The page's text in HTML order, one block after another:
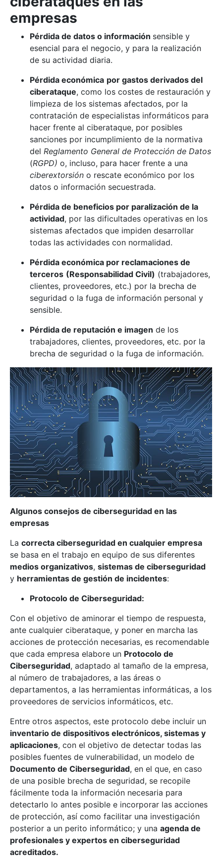
empresas
Pérdida de datos o información sensible y
esencial para el negocio, y para la realización
de su actividad diaria.
Pérdida económica por gastos derivados del
ciberataque, como los costes de restauración y
limpieza de los sistemas afectados, por la
contratación de especialistas informáticos para
hacer frente al ciberataque, por posibles
sanciones por incumplimiento de la normativa
del Reglamento General de Protección de Datos
(RGPD) o, incluso, para hacer frente a una
ciberextorsión o rescate económico por los
datos o información secuestrada.
Pérdida de beneficios por paralización de la
actividad, por las dificultades operativas en los
sistemas afectados que impiden desarrollar
todas las actividades con normalidad.
Pérdida económica por reclamaciones de
terceros (Responsabilidad Civil) (trabajadores,
clientes, proveedores, etc.) por la brecha de
seguridad o la fuga de información personal y
sensible.
Pérdida de reputación e imagen de los
trabajadores, clientes, proveedores, etc. por la
brecha de seguridad o la fuga de información.
Algunos consejos de ciberseguridad en las
empresas
La correcta ciberseguridad en cualquier empresa
se basa en el trabajo en equipo de sus diferentes
medios organizativos, sistemas de ciberseguridad
y herramientas de gestión de incidentes:
Protocolo de Ciberseguridad:
Con el objetivo de aminorar el tiempo de respuesta,
ante cualquier ciberataque, y poner en marcha las
acciones de protección necesarias, es recomendable
que cada empresa elabore un Protocolo de
Ciberseguridad, adaptado al tamaño de la empresa,
al número de trabajadores, a las áreas o
departamentos, a las herramientas informáticas, a los
proveedores de servicios informáticos, etc.
Entre otros aspectos, este protocolo debe incluir un
inventario de dispositivos electrónicos, sistemas y
aplicaciones, con el objetivo de detectar todas las
posibles fuentes de vulnerabilidad, un modelo de
Documento de Ciberseguridad, en el que, en caso
de una posible brecha de seguridad, se recopile
fácilmente toda la información necesaria para
detectarlo lo antes posible e incorporar las acciones
de protección, así como facilitar una investigación
posterior a un perito informático; y una agenda de
profesionales y expertos en ciberseguridad
acreditados.